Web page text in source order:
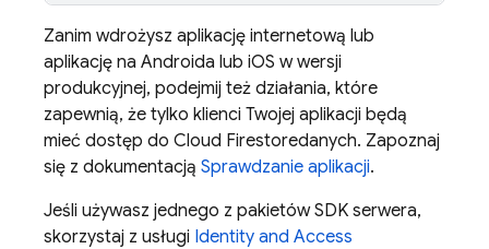
Zanim wdrożysz aplikację internetową lub
aplikację na Androida lub iOS w wersji
produkcyjnej, podejmij też działania, które
zapewnią, że tylko klienci Twojej aplikacji będą
mieć dostęp do Cloud Firestoredanych. Zapoznaj
się z dokumentacją Sprawdzanie aplikacji.
Jeśli używasz jednego z pakietów SDK serwera,
skorzystaj z usługi Identity and Access